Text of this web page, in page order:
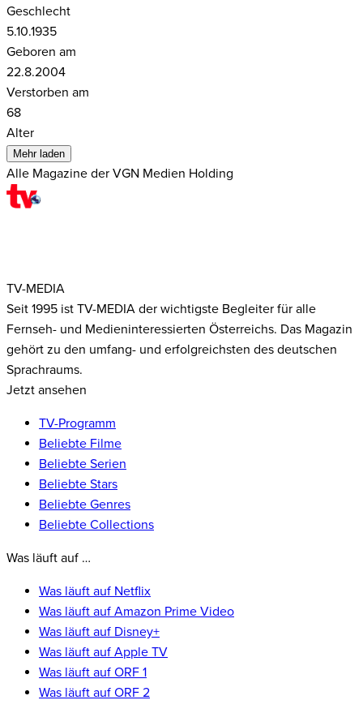
Geschlecht
5.10.1935
Geboren am
22.8.2004
Verstorben am
68
Alter
Mehr laden
Alle Magazine der VGN Medien Holding
TV-MEDIA
Seit 1995 ist TV-MEDIA der wichtigste Begleiter für alle
Fernseh- und Medieninteressierten Österreichs. Das Magazin
gehört zu den umfang- und erfolgreichsten des deutschen
Sprachraums.
Jetzt ansehen
TV-Programm
Beliebte Filme
Beliebte Serien
Beliebte Stars
Beliebte Genres
Beliebte Collections
Was läuft auf …
Was läuft auf Netflix
Was läuft auf Amazon Prime Video
Was läuft auf Disney+
Was läuft auf Apple TV
Was läuft auf ORF 1
Was läuft auf ORF 2